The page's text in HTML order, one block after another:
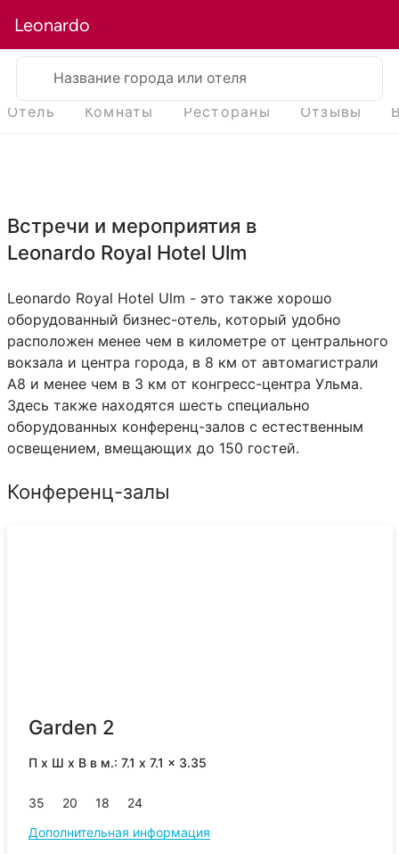
Leonardo
Название города или отеля
Отель Комнаты Рестораны Отзывы
Встречи и мероприятия в
Leonardo Royal Hotel Ulm
Leonardo Royal Hotel Ulm - это также хорошо
оборудованный бизнес-отель, который удобно
расположен менее чем в километре от центрального
вокзала и центра города, в 8 км от автомагистрали
A8 и менее чем в 3 км от конгресс-центра Ульма.
Здесь также находятся шесть специально
оборудованных конференц-залов с естественным
освещением, вмещающих до 150 гостей.
Конференц-залы
Garden 2
П x Ш x В в м.: 7.1 x 7.1 x 3.35
35 20 18
24
Дополнительная информация